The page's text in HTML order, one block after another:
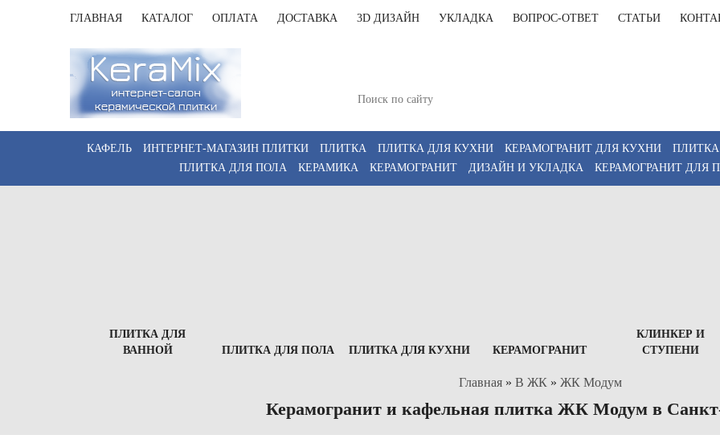
ГЛАВНАЯ КАТАЛОГ ОПЛАТА ДОСТАВКА 3D ДИЗАЙН УКЛАДКА ВОПРОС-ОТВЕТ СТАТЬИ
КАФЕЛЬ ИНТЕРНЕТ-МАГАЗИН ПЛИТКИ ПЛИТКА ПЛИТКА ДЛЯ КУХНИ КЕРАМОГРАНИТ ДЛЯ КУХНИ
ПЛИТКА ДЛЯ ПОЛА
КЕРАМИКА КЕРАМОГРАНИТ ДИЗАЙН И УКЛАДКА КЕРАМОГРАНИТ ДЛЯ
ПЛИТКА ДЛЯ
ВАННОЙ
ПЛИТКА ДЛЯ ПОЛА ПЛИТКА ДЛЯ КУХНИ КЕРАМОГРАНИТ
КЛИНКЕР И
СТУПЕНИ
Главная » В ЖК » ЖК Модум
Керамогранит и кафельная плитка ЖК Модум в